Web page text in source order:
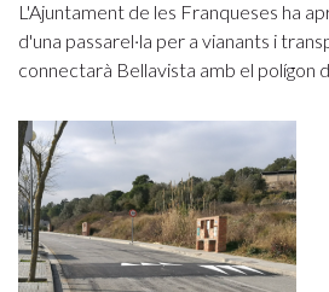
L'Ajuntament de les Franqueses ha
d'una passarel·la per a vianants i
connectarà Bellavista amb el polígon